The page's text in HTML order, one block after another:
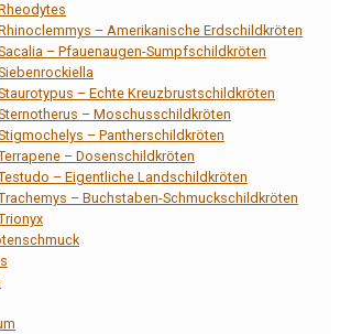
– Amerikanische Erdschildkröten
– Pfauenaugen-Sumpfschildkröten
– Echte Kreuzbrustschildkröten
– Moschusschildkröten
– Pantherschildkröten
– Dosenschildkröten
– Eigentliche Landschildkröten
– Buchstaben-Schmuckschildkröten